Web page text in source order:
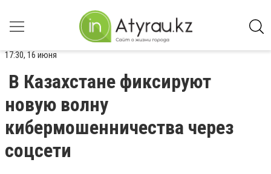
17:30, 16 июня
В Казахстане фиксируют
новую волну
кибермошенничества через
соцсети